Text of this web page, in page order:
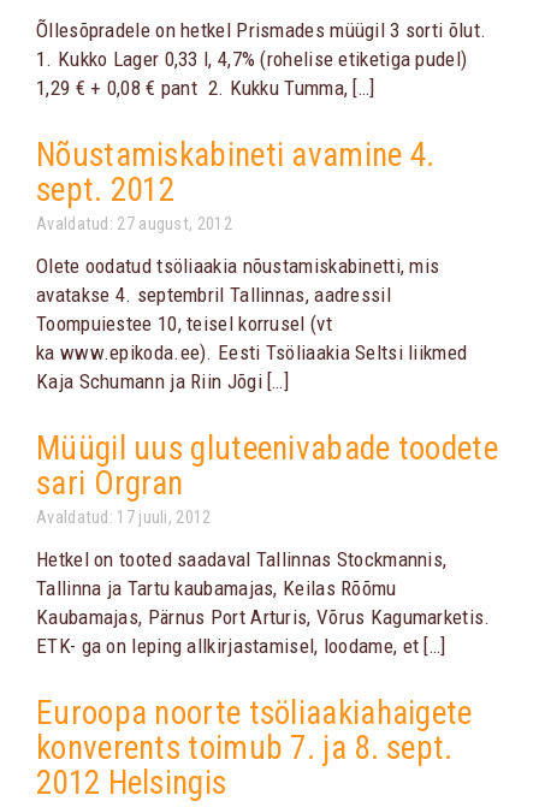
Õllesõpradele on hetkel Prismades müügil 3 sorti õlut.
1. Kukko Lager 0,33 l, 4,7% (rohelise etiketiga pudel)
1,29 € + 0,08 € pant 2. Kukku Tumma, […]
Nõustamiskabineti avamine 4.
sept. 2012
Avaldatud: 27 august, 2012
Olete oodatud tsöliaakia nõustamiskabinetti, mis
avatakse 4. septembril Tallinnas, aadressil
Toompuiestee 10, teisel korrusel (vt
ka www.epikoda.ee). Eesti Tsöliaakia Seltsi liikmed
Kaja Schumann ja Riin Jõgi […]
Müügil uus gluteenivabade toodete
sari Orgran
Avaldatud: 17 juuli, 2012
Hetkel on tooted saadaval Tallinnas Stockmannis,
Tallinna ja Tartu kaubamajas, Keilas Rõõmu
Kaubamajas, Pärnus Port Arturis, Võrus Kagumarketis.
ETK- ga on leping allkirjastamisel, loodame, et […]
Euroopa noorte tsöliaakiahaigete
konverents toimub 7. ja 8. sept.
2012 Helsingis